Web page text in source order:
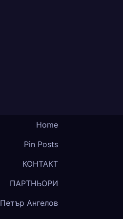
Home
Pin Posts
КОНТАКТ
ПАРТНЬОРИ
Петър Ангелов